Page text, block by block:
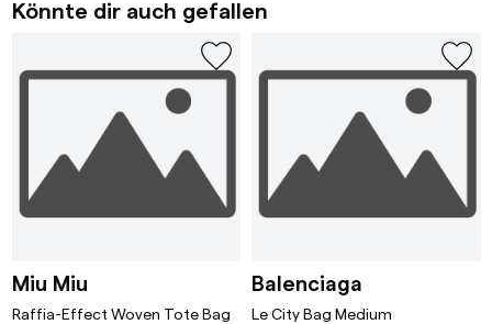
Könnte dir auch gefallen
Bordeaux
Miu MiuRaffia-Effect Woven Tote Bag White/
Raffia-Effect Woven Tote Bag
Balenciaga
Le City Bag Medium